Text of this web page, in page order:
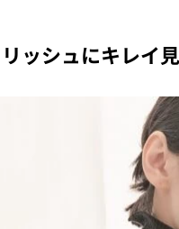
ッシュにキレイ